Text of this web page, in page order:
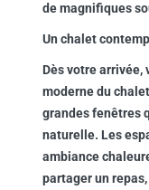
de magnifiques
Un chalet
Dès votre arrivée,
moderne du
grandes fenêtres
naturelle. Les
ambiance
partager un